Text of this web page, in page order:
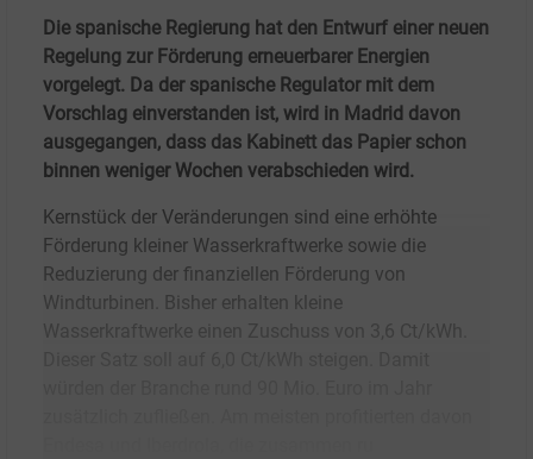
Die spanische Regierung hat den Entwurf einer neuen
Regelung zur Förderung erneuerbarer Energien
vorgelegt. Da der spanische Regulator mit dem
Vorschlag einverstanden ist, wird in Madrid davon
ausgegangen, dass das Kabinett das Papier schon
binnen weniger Wochen verabschieden wird.
Kernstück der Veränderungen sind eine erhöhte
Förderung kleiner Wasserkraftwerke sowie die
Reduzierung der finanziellen Förderung von
Windturbinen. Bisher erhalten kleine
Wasserkraftwerke einen Zuschuss von 3,6 Ct/kWh.